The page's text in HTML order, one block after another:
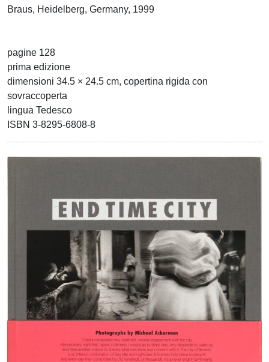
Braus, Heidelberg, Germany, 1999
pagine 128
prima edizione
dimensioni 34.5 × 24.5 cm, copertina rigida con
sovraccoperta
lingua Tedesco
ISBN 3-8295-6808-8